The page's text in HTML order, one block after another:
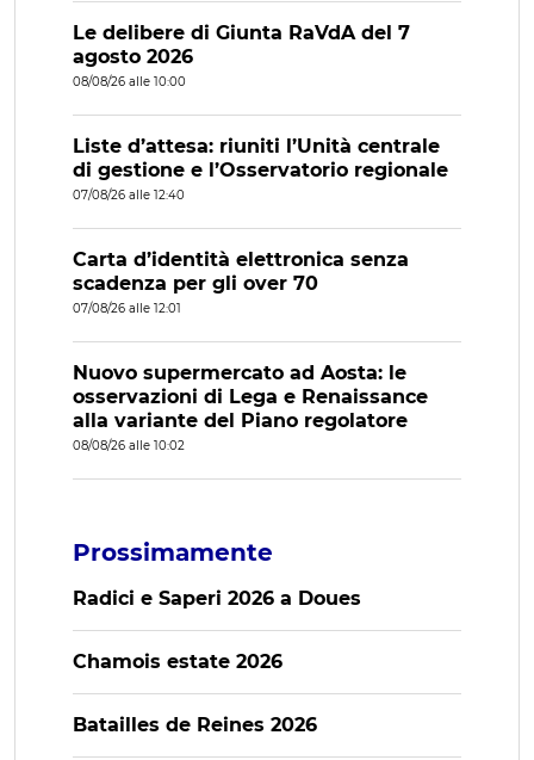
Le delibere di Giunta RaVdA del 7
agosto 2026
08/08/26 alle 10:00
Liste d’attesa: riuniti l’Unità centrale
di gestione e l’Osservatorio regionale
07/08/26 alle 12:40
Carta d’identità elettronica senza
scadenza per gli over 70
07/08/26 alle 12:01
Nuovo supermercato ad Aosta: le
osservazioni di Lega e Renaissance
alla variante del Piano regolatore
08/08/26 alle 10:02
Prossimamente
Radici e Saperi 2026 a Doues
Chamois estate 2026
Batailles de Reines 2026